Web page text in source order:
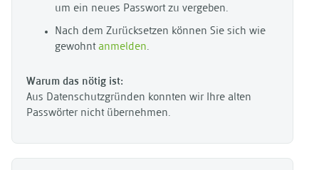
um ein neues Passwort zu vergeben.
Nach dem Zurücksetzen können Sie sich wie
gewohnt anmelden.
Warum das nötig ist:
Aus Datenschutzgründen konnten wir Ihre alten
Passwörter nicht übernehmen.